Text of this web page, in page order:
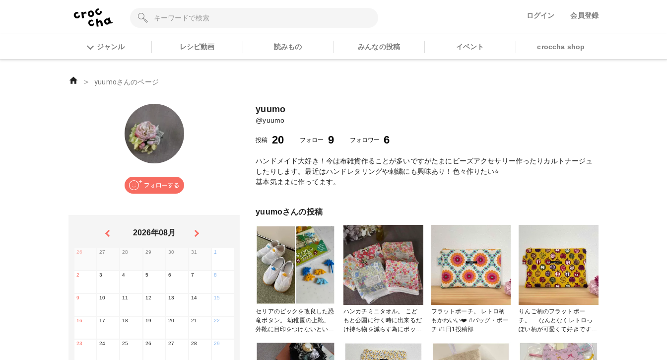
ログイン 会員登録
ジャンル レシピ動画 読みもの みんなの投稿 イベント croccha shop
＞ yuumoさんのページ
2026年08月
26 27 28 29 30 31 1
2 3 4 5 6 7 8
9 10 11 12 13 14 15
16 17 18 19 20 21 22
23 24 25 26 27 28 29
yuumo
@yuumo
投稿 20 フォロー 9 フォロワー 6
ハンドメイド大好き！今は布雑貨作ることが多いですがたまにビーズアクセサリー作ったりカルトナージュ
したりします。最近はハンドレタリングや刺繍にも興味あり！色々作りたい⭐️
基本気ままに作ってます。
yuumoさんの投稿
セリアのピックを改良した恐
竜ボタン。 幼稚園の上靴、
外靴に目印をつけないといけ
い付けていたのですが、アイ
ロン接着のワッペンを使うと
ハンカチミニタオル。 こど
もと公園に行く時に出来るだ
け持ち物を減らす為にポッケ
フラットポーチ。 レトロ柄
もかわいい❤️ #バッグ・ポー
チ #1日1投稿部
りんご柄のフラットポー
チ。 なんとなくレトロっ
ぽい柄が可愛くて好きです！
て楽しい♪ #バッグ・ポーチ
#1日1投稿部